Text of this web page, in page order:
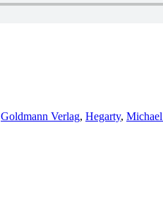
Goldmann Verlag, Hegarty,